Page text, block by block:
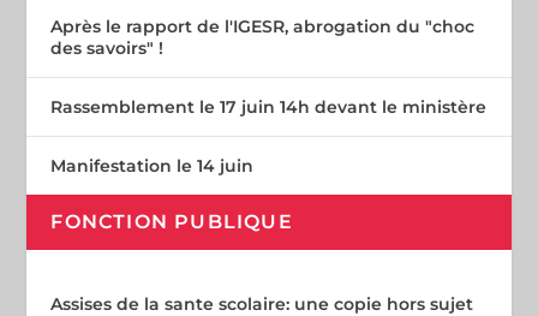
Après le rapport de l'IGESR, abrogation du "choc
des savoirs" !
Rassemblement le 17 juin 14h devant le ministère
Manifestation le 14 juin
FONCTION PUBLIQUE
Assises de la sante scolaire: une copie hors sujet